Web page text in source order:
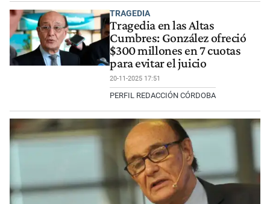
TRAGEDIA
Tragedia en las Altas
Cumbres: González ofreció
$300 millones en 7 cuotas
para evitar el juicio
20-11-2025 17:51
PERFIL REDACCIÓN CÓRDOBA